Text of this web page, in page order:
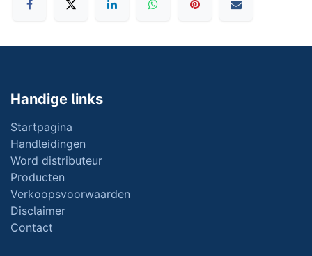
Handige links
Startpagina
Handleidingen
Word distributeur
Producten
Verkoopsvoorwaarden
Disclaimer
Contact